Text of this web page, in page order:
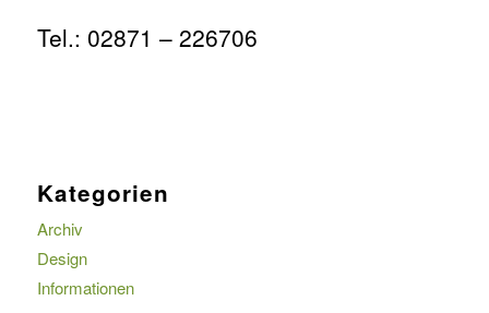
Tel.: 02871 – 226706
Kategorien
Archiv
Design
Informationen